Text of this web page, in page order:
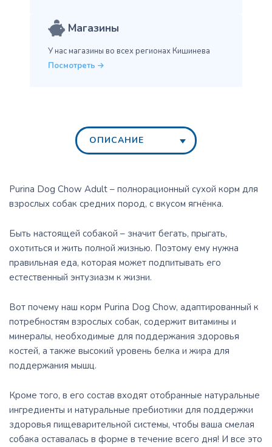
Магазины
У нас магазины во всех регионах Кишинева
Посмотреть
ОПИСАНИЕ
Purina Dog Chow Adult – полнорационный сухой корм для
взрослых собак средних пород, с вкусом ягнёнка.
Быть настоящей собакой – значит бегать, прыгать,
охотиться и жить полной жизнью. Поэтому ему нужна
правильная еда, которая может подпитывать его
естественный энтузиазм к жизни.
Вот почему наш корм Purina Dog Chow, адаптированный к
потребностям взрослых собак, содержит витамины и
минералы, необходимые для поддержания здоровья
костей, а также высокий уровень белка и жира для
поддержания мышц.
Кроме того, в его состав входят отобранные натуральные
ингредиенты и натуральные пребиотики для поддержки
здоровья пищеварительной системы, чтобы ваша смелая
собака оставалась в форме в течение всего дня! И все это